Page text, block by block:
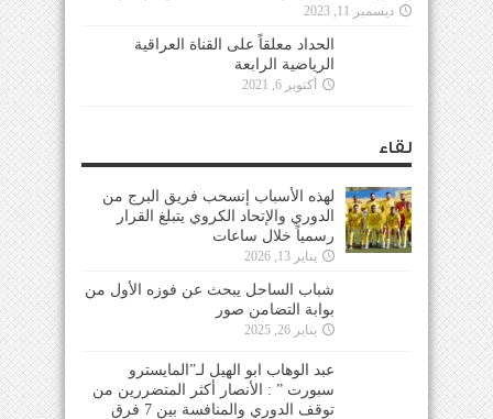
ديسمبر 11, 2023
الحداد معلقاً على القناة العراقية
الرياضية الرابعة
أكتوبر 6, 2021
لقاء
لهذه الأسباب إنسحب فريق البرج من
الدوري والإتحاد الكروي يتبلغ القرار
رسمياً خلال ساعات
يناير 13, 2026
شباب الساحل يبحث عن فوزه الأول من
بوابة التضامن صور
يناير 26, 2025
عبد الوهاب ابو الهيل لـ”المايسترو
سبورت ” : الأنصار أكثر المتضررين من
توقف الدوري والمنافسة بين 7 فرق